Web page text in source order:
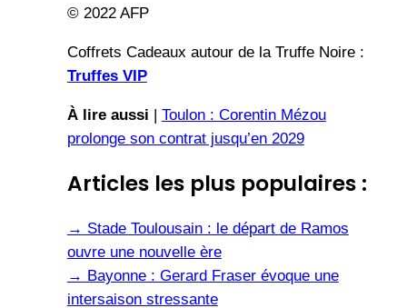
© 2022 AFP
Coffrets Cadeaux autour de la Truffe Noire :
Truffes VIP
À lire aussi | Toulon : Corentin Mézou
prolonge son contrat jusqu’en 2029
Articles les plus populaires :
→ Stade Toulousain : le départ de Ramos
ouvre une nouvelle ère
→ Bayonne : Gerard Fraser évoque une
intersaison stressante